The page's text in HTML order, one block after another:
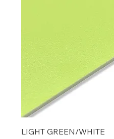
LIGHT GREEN/WHITE